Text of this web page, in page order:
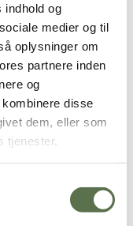
indhold og
medier og til
oplysninger om
partnere inden
og
disse
dem, eller som
tjenester.